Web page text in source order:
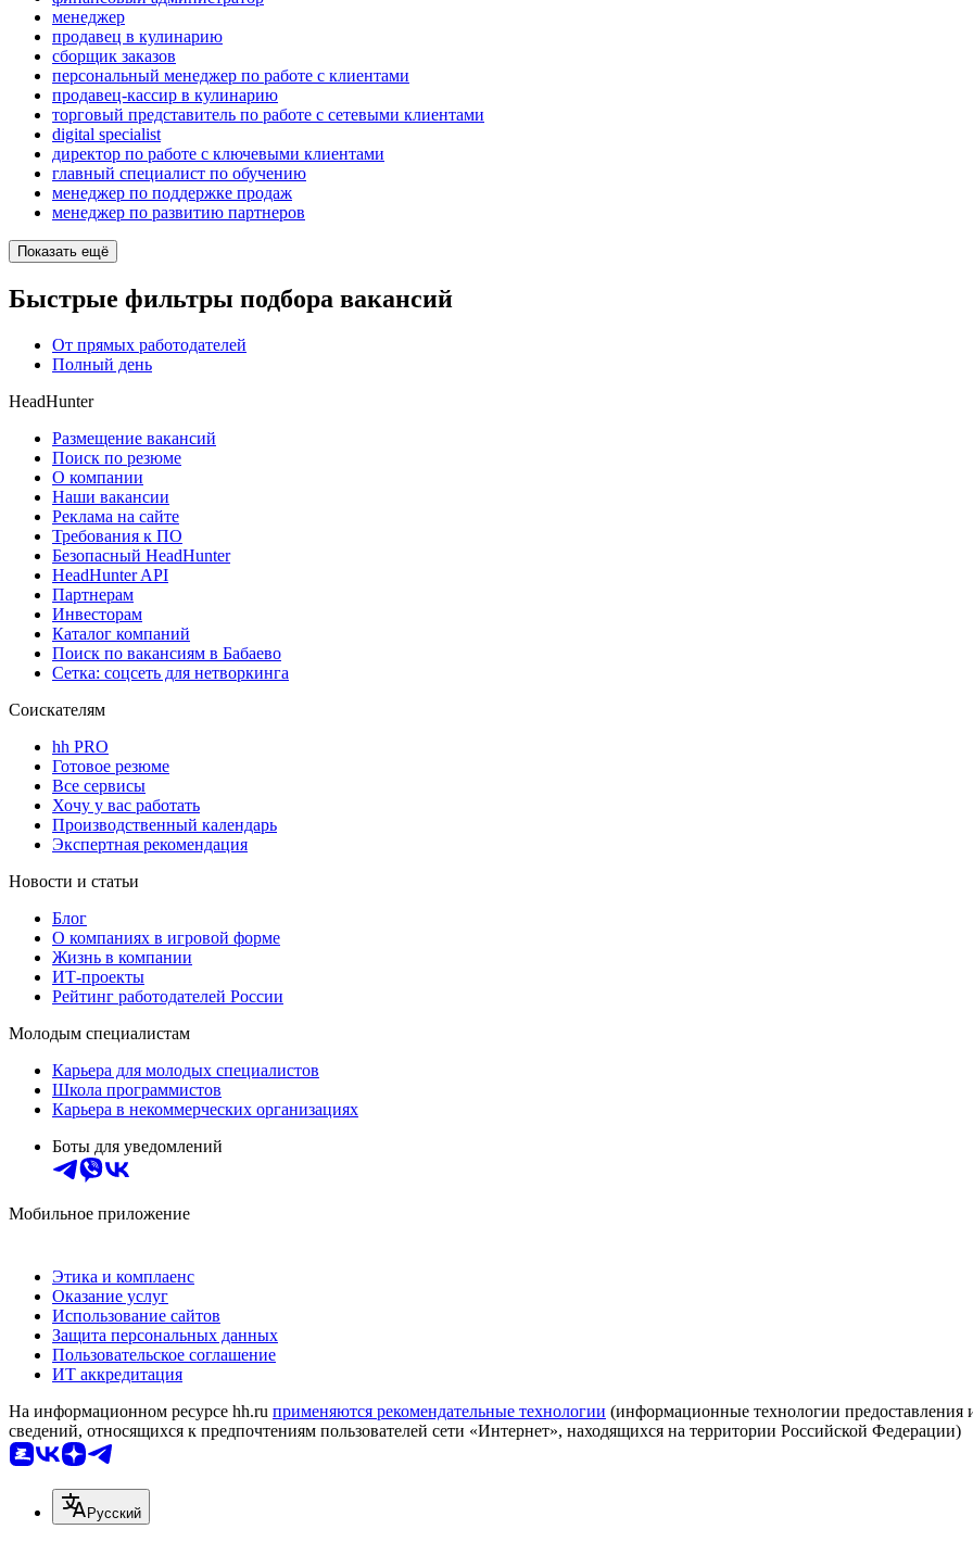
менеджер
продавец в кулинарию
сборщик заказов
персональный менеджер по работе с клиентами
продавец-кассир в кулинарию
торговый представитель по работе с сетевыми клиентами
digital specialist
директор по работе с ключевыми клиентами
главный специалист по обучению
менеджер по поддержке продаж
менеджер по развитию партнеров
Показать ещё
Быстрые фильтры подбора вакансий
От прямых работодателей
Полный день
HeadHunter
Размещение вакансий
Поиск по резюме
О компании
Наши вакансии
Реклама на сайте
Требования к ПО
Безопасный HeadHunter
HeadHunter API
Партнерам
Инвесторам
Каталог компаний
Поиск по вакансиям в Бабаево
Сетка: соцсеть для нетворкинга
Соискателям
hh PRO
Готовое резюме
Все сервисы
Хочу у вас работать
Производственный календарь
Экспертная рекомендация
Новости и статьи
Блог
О компаниях в игровой форме
Жизнь в компании
ИТ-проекты
Рейтинг работодателей России
Молодым специалистам
Карьера для молодых специалистов
Школа программистов
Карьера в некоммерческих организациях
Боты для уведомлений
Мобильное приложение
Этика и комплаенс
Оказание услуг
Использование сайтов
Защита персональных данных
Пользовательское соглашение
ИТ аккредитация
На информационном ресурсе hh.ru применяются рекомендательные технологии (информационные технологии предоставления
сведений, относящихся к предпочтениям пользователей сети «Интернет», находящихся на территории Российской Федерации)
Русский